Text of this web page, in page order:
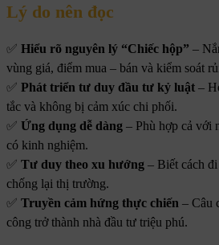
Lý do nên đọc
✅ Hiểu rõ nguyên lý “Chiếc hộp” –
vùng giá, điểm mua – bán và kiểm soát
✅ Phát triển tư duy đầu tư kỷ luật –
tắc và không bị cảm xúc chi phối.
✅ Ứng dụng dễ dàng – Phù hợp cả với
có kinh nghiệm.
✅ Tư duy theo xu hướng – Biết cách
chống lại thị trường.
✅ Truyền cảm hứng thực chiến – Câu
công trở thành nhà đầu tư triệu phú.